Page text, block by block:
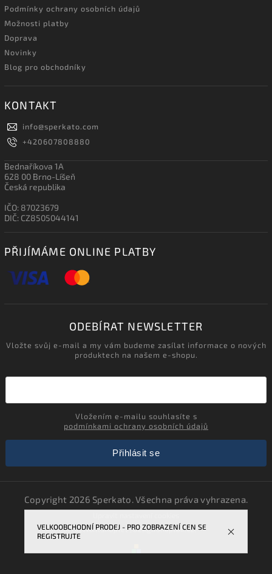
VELKOOBCHODNÍ PRODEJ - PRO ZOBRAZENÍ CEN SE
REGISTRUJTE
Podmínky ochrany osobních údajů
Možnosti platby
Doprava
Novinky
Blog pro obchodníky
KONTAKT
info@sperkato.com
+420607808880
Bednaříkova 1A
628 00 Brno-Líšeň
Česká republika
IČO: 87023679
DIČ: CZ8505044141
PŘIJÍMÁME ONLINE PLATBY
ODEBÍRAT NEWSLETTER
Vložte svůj e-mail a my vám budeme zasílat informace o nových
produktech na našem e-shopu.
podmínkami ochrany osobních údajů
Přihlásit se
Copyright 2026 Sperkato. Všechna práva vyhrazena.
VytvořilShoptet| DesignShoptak.cz.